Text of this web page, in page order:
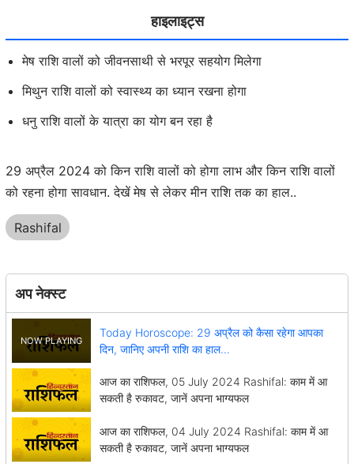
हाइलाइट्स
मेष राशि वालों को जीवनसाथी से भरपूर सहयोग मिलेगा
मिथुन राशि वालों को स्वास्थ्य का ध्यान रखना होगा
धनु राशि वालों के यात्रा का योग बन रहा है
29 अप्रैल 2024 को किन राशि वालों को होगा लाभ और किन राशि वालों
को रहना होगा सावधान. देखें मेष से लेकर मीन राशि तक का हाल..
Rashifal
अप नेक्स्ट
Today Horoscope: 29 अप्रैल को कैसा रहेगा आपका
दिन, जानिए अपनी राशि का हाल...
आज का राशिफल, 05 July 2024 Rashifal: काम में आ
सकती है रुकावट, जानें अपना भाग्यफल
आज का राशिफल, 04 July 2024 Rashifal: काम में आ
सकती है रुकावट, जानें अपना भाग्यफल